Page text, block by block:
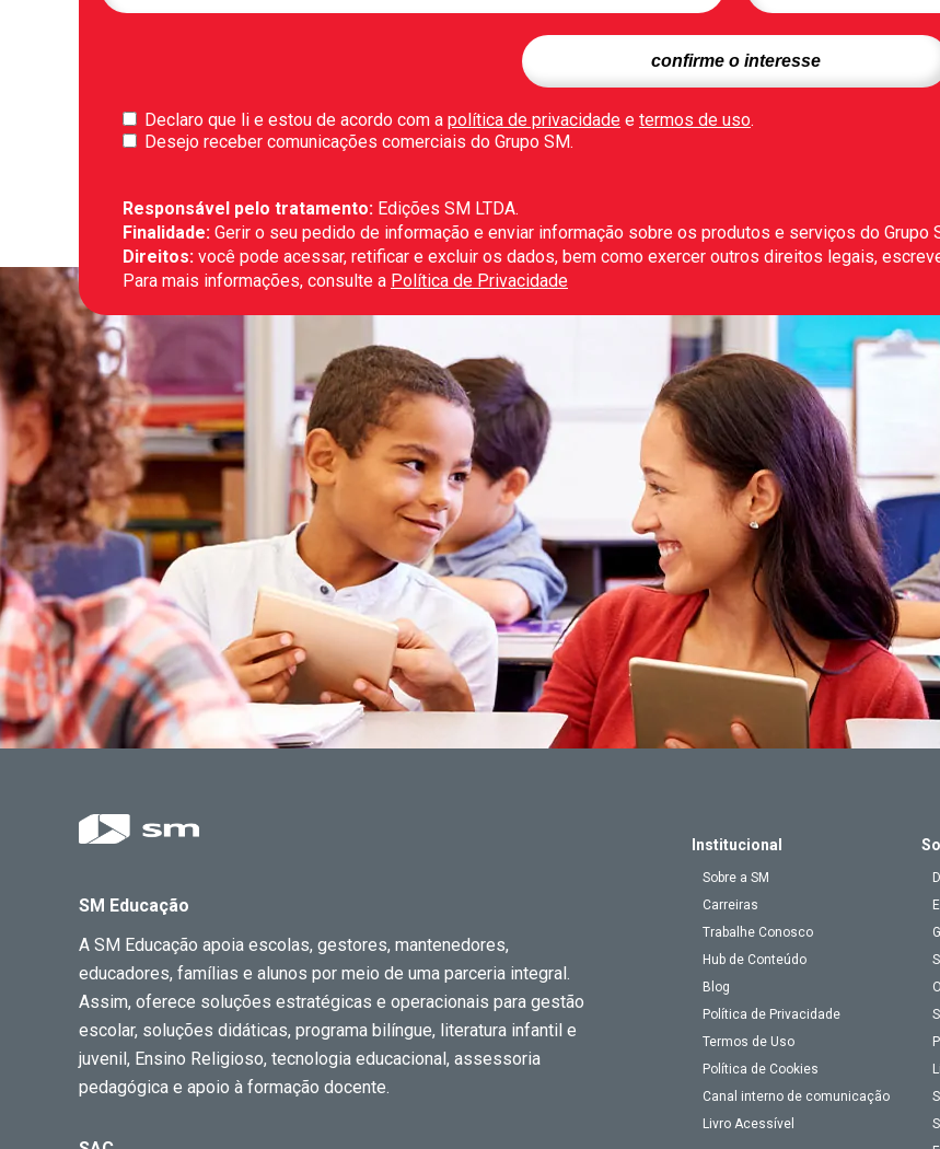
Declaro que li e estou de acordo com a política de privacidade e termos de uso.
Desejo receber comunicações comerciais do Grupo SM.
Responsável pelo tratamento: Edições SM LTDA.
Finalidade: Gerir o seu pedido de informação e enviar informação sobre os produtos e serviços do Grupo
Direitos: você pode acessar, retificar e excluir os dados, bem como exercer outros direitos legais,
Para mais informações, consulte a Política de Privacidade
SM Educação
A SM Educação apoia escolas, gestores, mantenedores,
educadores, famílias e alunos por meio de uma parceria integral.
Assim, oferece soluções estratégicas e operacionais para gestão
escolar, soluções didáticas, programa bilíngue, literatura infantil e
juvenil, Ensino Religioso, tecnologia educacional, assessoria
pedagógica e apoio à formação docente.
Institucional
Sobre a SM
Carreiras
Trabalhe Conosco
Hub de Conteúdo
Blog
Política de Privacidade
Termos de Uso
Política de Cookies
Canal interno de comunicação
Livro Acessível